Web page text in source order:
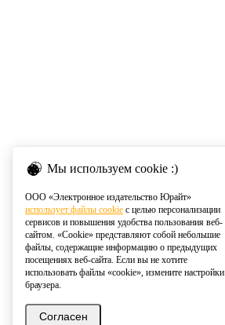
Мы используем cookie :)
ООО «Электронное издательство Юрайт»
использует файлы cookie с целью персонализации
сервисов и повышения удобства пользования веб-
сайтом. «Cookie» представляют собой небольшие
файлы, содержащие информацию о предыдущих
посещениях веб-сайта. Если вы не хотите
использовать файлы «cookie», измените настройки
браузера.
Согласен